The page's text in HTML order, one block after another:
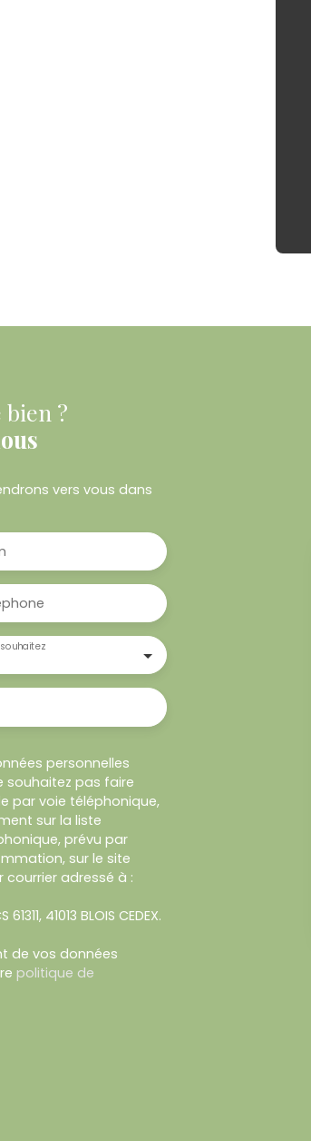
?
vers vous dans
personnelles
souhaitez pas faire
par voie téléphonique,
sur la liste
prévu par
sur le site
adressé à :
41013 BLOIS CEDEX.
de vos données
politique de